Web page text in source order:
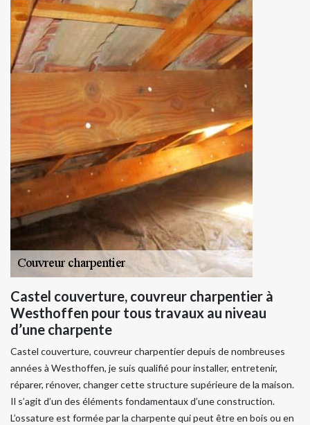
Castel couverture, couvreur charpentier à
Westhoffen pour tous travaux au niveau
d’une charpente
Castel couverture, couvreur charpentier depuis de nombreuses
années à Westhoffen, je suis qualifié pour installer, entretenir,
réparer, rénover, changer cette structure supérieure de la maison.
Il s’agit d’un des éléments fondamentaux d’une construction.
L’ossature est formée par la charpente qui peut être en bois ou en